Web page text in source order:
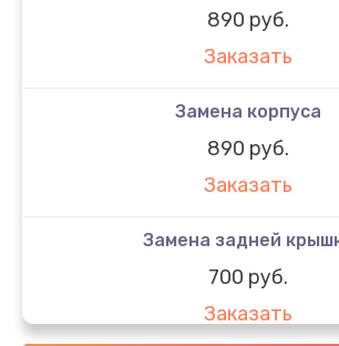
890 руб.
Заказать
Замена корпуса
890 руб.
Заказать
Замена задней
700 руб.
Заказать